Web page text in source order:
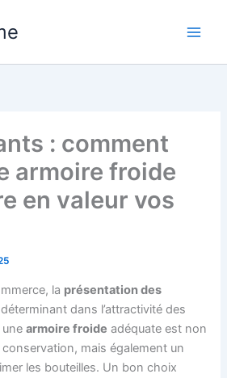
: comment
armoire froide
en valeur vos
la présentation des
dans l’attractivité des
unearmoire froide adéquate est non
mais également un
les bouteilles. Un bon choix